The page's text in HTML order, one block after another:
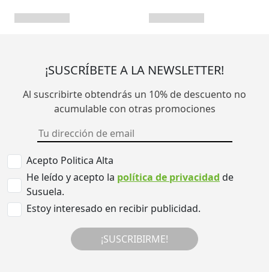
¡SUSCRÍBETE A LA NEWSLETTER!
Al suscribirte obtendrás un 10% de descuento no
acumulable con otras promociones
Acepto Politica Alta
He leído y acepto la política de privacidad de
Susuela.
Estoy interesado en recibir publicidad.
¡SUSCRIBIRME!